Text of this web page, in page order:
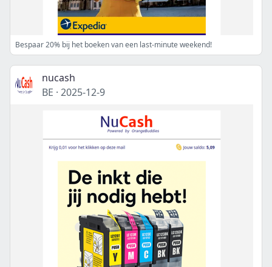
Bespaar 20% bij het boeken van een last-minute weekend!
nucash
BE · 2025-12-9